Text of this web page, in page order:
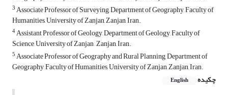
3Associate Professor of Surveying, Department of Geography, Faculty of
Humanities, University of Zanjan, Zanjan, Iran.
4Assistant Professor of Geology, Department of Geology, Faculty of
Science, University of Zanjan , Zanjan, Iran.
5Associate Professor of Geography and Rural Planning, Department of
Geography, Faculty of Humanities, University of Zanjan, Zanjan, Iran.
چکیده
English